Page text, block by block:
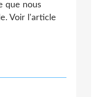
que nous
Voir l'article